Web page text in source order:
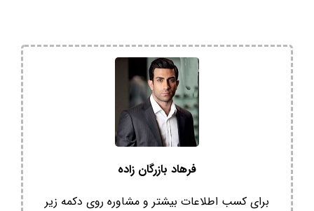
فرهاد بازرگان زاده
برای کسب اطلاعات بیشتر و مشاوره روی دکمه زیر